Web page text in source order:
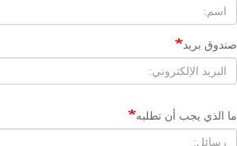
صندوق بريد
ما الذي يجب أن تطلبه